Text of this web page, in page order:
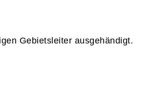
Gebietsleiter ausgehändigt.